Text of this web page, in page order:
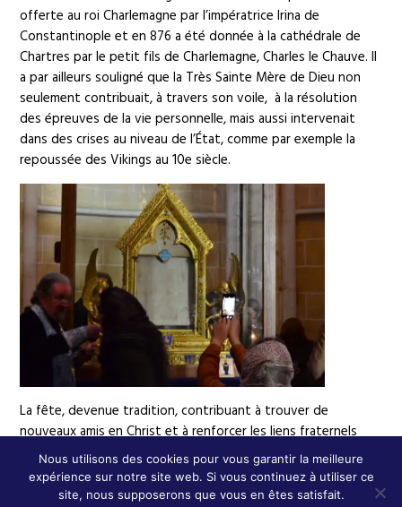
offerte au roi Charlemagne par l’impératrice Irina de
Constantinople et en 876 a été donnée à la cathédrale de
Chartres par le petit fils de Charlemagne, Charles le Chauve. Il
a par ailleurs souligné que la Très Sainte Mère de Dieu non
seulement contribuait, à travers son voile, à la résolution
des épreuves de la vie personnelle, mais aussi intervenait
dans des crises au niveau de l’État, comme par exemple la
repoussée des Vikings au 10e siècle.
La fête, devenue tradition, contribuant à trouver de
nouveaux amis en Christ et à renforcer les liens fraternels
entre les communautés bulgare et russe orthodoxes à Paris,
s’est terminée avec des agapes auxquelles participaient tous
les pèlerins et un temps libre, propice aux visites de la ville.
Nous utilisons des cookies pour vous garantir la meilleure
expérience sur notre site web. Si vous continuez à utiliser ce
site, nous supposerons que vous en êtes satisfait.